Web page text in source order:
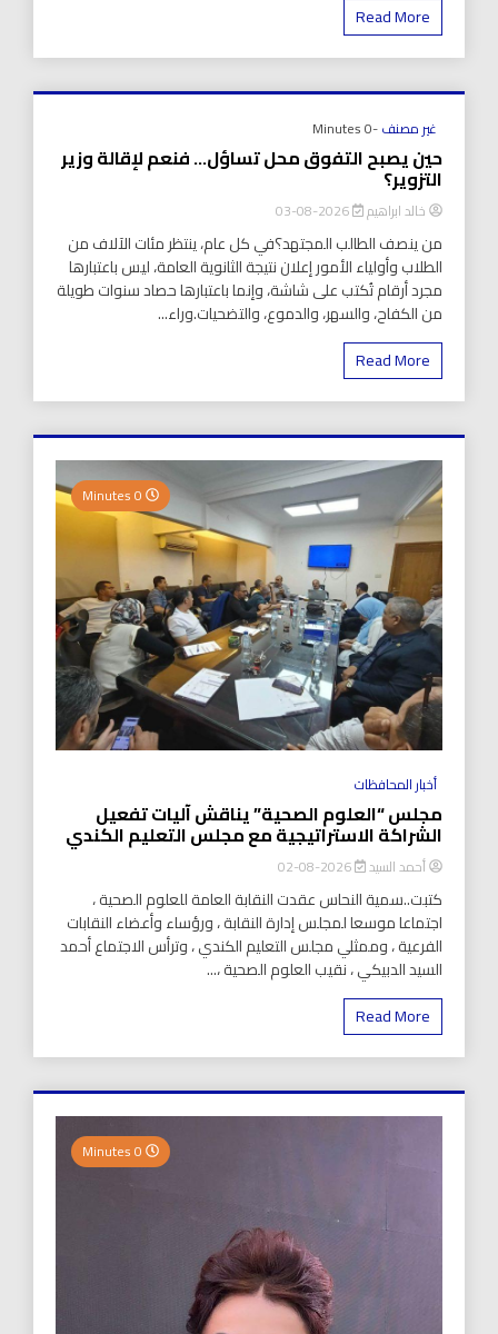
Read More
غير مصنف-0 Minutes
حين يصبح التفوق محل تساؤل… فنعم لإقالة وزير
التزوير؟
خالد ابراهيم 2026-08-03
من ينصف الطالب المجتهد؟في كل عام، ينتظر مئات الآلاف من
الطلاب وأولياء الأمور إعلان نتيجة الثانوية العامة، ليس باعتبارها
مجرد أرقام تُكتب على شاشة، وإنما باعتبارها حصاد سنوات طويلة
من الكفاح، والسهر، والدموع، والتضحيات.وراء...
Read More
أخبار المحافظات
مجلس “العلوم الصحية” يناقش آليات تفعيل
الشراكة الاستراتيجية مع مجلس التعليم الكندي
أحمد السيد 2026-08-02
كتبت..سمية النحاس عقدت النقابة العامة للعلوم الصحية ،
اجتماعا موسعا لمجلس إدارة النقابة ، ورؤساء وأعضاء النقابات
الفرعية ، وممثلي مجلس التعليم الكندي ، وترأس الاجتماع أحمد
السيد الدبيكي ، نقيب العلوم الصحية ،...
Read More